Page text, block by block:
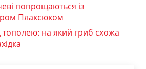
попрощаються із
Плаксюком
тополею: на який гриб схожа